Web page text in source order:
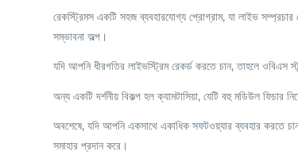
রেকস্ট্রিমস একটি সহজ ব্যবহারযোগ্য প্রোগ্রাম, যা লাইভ
সম্ভাবনা অল্প।
যদি আপনি ধীরগতির লাইভস্ট্রিম রেকর্ড করতে চান, তাহলে ওবিএস
অন্য একটি দর্শনীয় বিকল্প হল ক্যামটাসিয়া, যেটি বহু মডিউল ফিচার
অবশেষে, যদি আপনি একসাথে একাধিক সফটওয়্যার ব্যবহার
সমাহার প্রদান করে।